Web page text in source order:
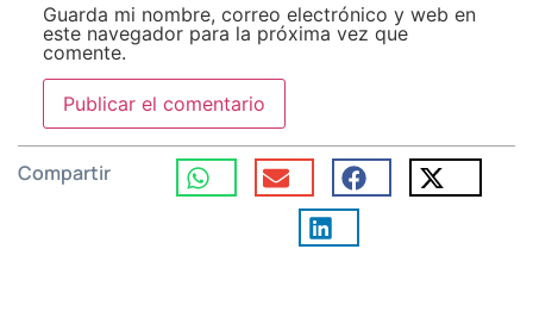
Guarda mi nombre, correo electrónico y web en
este navegador para la próxima vez que
comente.
Compartir